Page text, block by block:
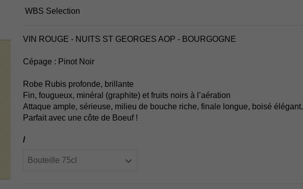
WBS Selection
VIN ROUGE - NUITS ST GEORGES AOP - BOURGOGNE
Cépage : Pinot Noir
Robe Rubis profonde, brillante
Fin, fougueux, minéral (graphite) et fruits noirs à l’aération
Attaque ample, sérieuse, milieu de bouche riche, finale longue, boisé élégant.
Parfait avec une côte de Boeuf !
/